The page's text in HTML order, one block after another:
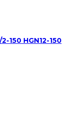
150 HGN12-150